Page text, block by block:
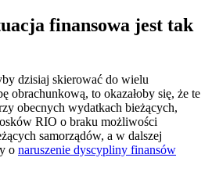
finansowa jest tak
dzisiaj skierować do wielu
obrachunkową, to okazałoby się, że te
obecnych wydatkach bieżących,
RIO o braku możliwości
samorządów, a w dalszej
o naruszenie dyscypliny finansów